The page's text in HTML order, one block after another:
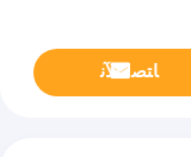
ﺎﺘﺼﻟ ﺍﻶﻧ